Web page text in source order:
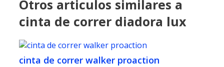
Otros articulos similares a
cinta de correr diadora lux
cinta de correr walker proaction